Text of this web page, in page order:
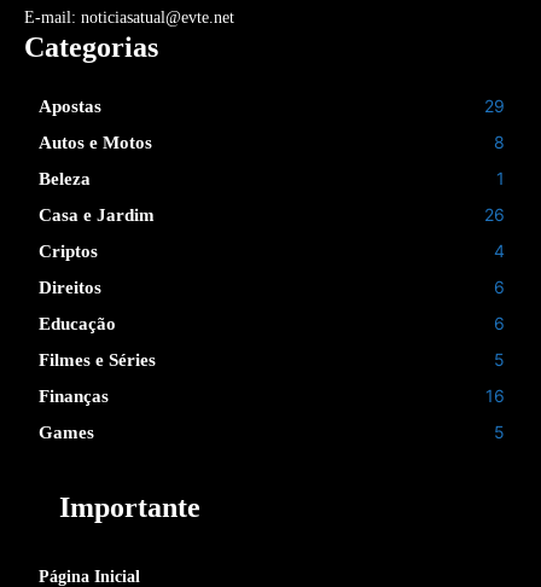
E-mail: noticiasatual@evte.net
Categorias
Apostas 29
Autos e Motos 8
Beleza 1
Casa e Jardim 26
Criptos 4
Direitos 6
Educação 6
Filmes e Séries 5
Finanças 16
Games 5
Importante
Página Inicial